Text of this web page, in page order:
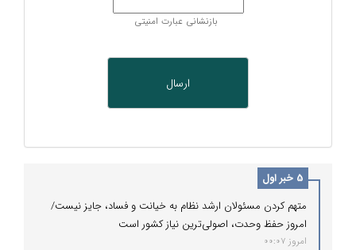
بازنشانی عبارت امنیتی
5 خبر اول
متهم کردن مسئولان ارشد نظام به خیانت و فساد، جایز نیست/
امروز حفظ وحدت، اصولی‌ترین نیاز کشور است
امروز 00:07